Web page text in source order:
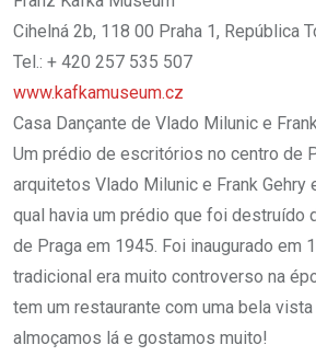
Cihelná 2b, 118 00 Praha 1, República
Tel.: + 420 257 535 507
www.kafkamuseum.cz
Casa Dançante de Vlado Milunic e
Um prédio de escritórios no centro de
arquitetos Vlado Milunic e Frank Gehry
qual havia um prédio que foi destruído
de Praga em 1945. Foi inaugurado em
tradicional era muito controverso na
tem um restaurante com uma bela vista
almoçamos lá e gostamos muito!